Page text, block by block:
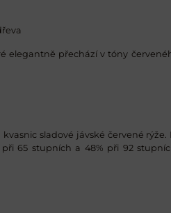
elegantně přechází v tóny
sladové jávské červené rýže.
65 stupních a 48% při 92